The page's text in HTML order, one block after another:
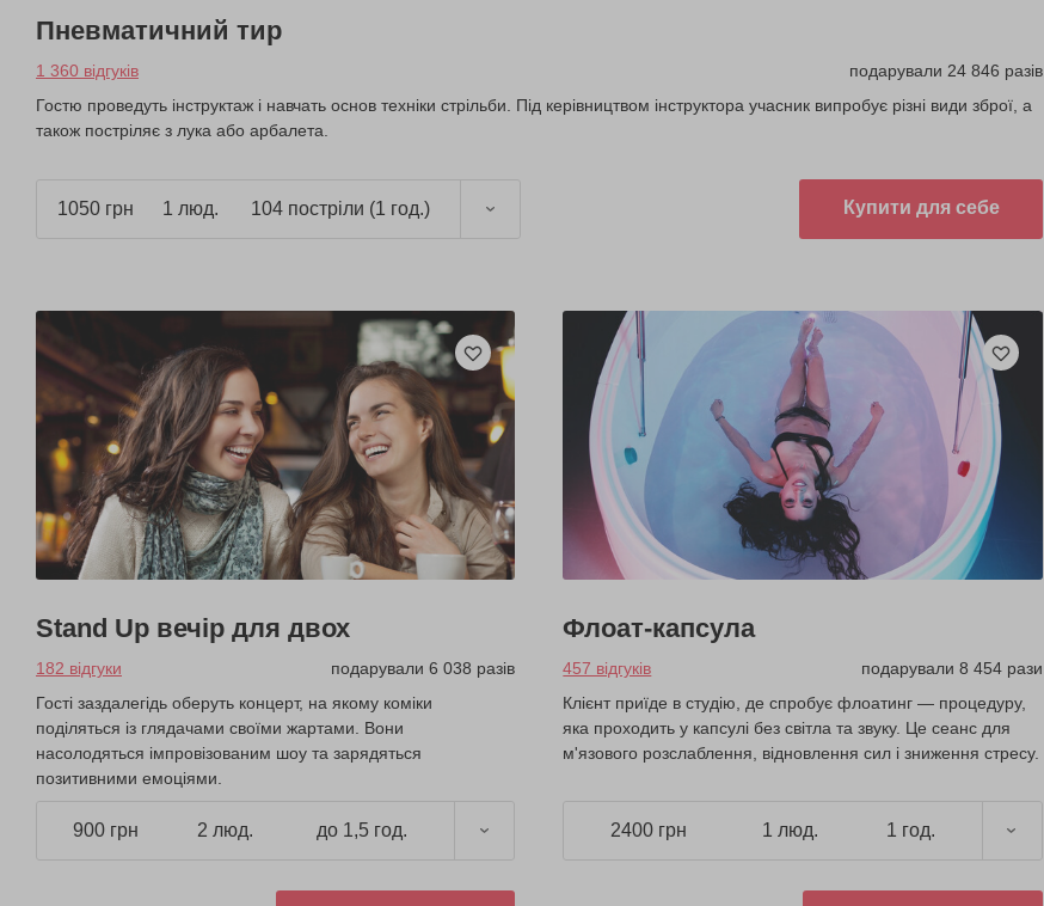
Пневматичний тир
1 360 відгуків
подарували 24 846 разів
Гостю проведуть інструктаж і навчать основ техніки стрільби. Під керівництвом інструктора учасник випробує різні види зброї, а
також постріляє з лука або арбалета.
1050 грн 1 люд. 104 постріли (1 год.) Купити для себе
Stand Up вечір для двох
182 відгуки
подарували 6 038 разів
Гості заздалегідь оберуть концерт, на якому коміки
поділяться із глядачами своїми жартами. Вони
насолодяться імпровізованим шоу та зарядяться
позитивними емоціями.
900 грн 2 люд. до 1,5 год.
Флоат-капсула
457 відгуків
подарували 8 454 рази
Клієнт приїде в студію, де спробує флоатинг — процедуру,
яка проходить у капсулі без світла та звуку. Це сеанс для
м'язового розслаблення, відновлення сил і зниження стресу.
2400 грн 1 люд. 1 год.